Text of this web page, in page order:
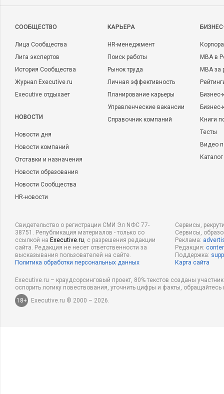
CООБЩЕСТВО
Лица Сообщества
Лига экспертов
История Сообщества
Журнал Executive.ru
Executive отдыхает
НОВОСТИ
Новости дня
Новости компаний
Отставки и назначения
Новости образования
Новости Сообщества
HR-новости
КАРЬЕРА
HR-менеджмент
Поиск работы
Рынок труда
Личная эффективность
Планирование карьеры
Управленческие вакансии
Справочник компаний
MBA в
MBA
Бизнес-
Книги
Тесты
Видео
Свидетельство о регистрации СМИ Эл NФС 77-
38751. Републикация материалов - только со
ссылкой на Executive.ru, с разрешения редакции
сайта. Редакция не несет ответственности за
высказывания пользователей на сайте.
Политика обработки персональных данных
Сервисы,
Сервисы,
Реклама:
Редакция:
Поддержка:
Карта сайта
Executive.ru – краудсорсинговый проект, 80% текстов созданы
оспорить логику повествования, уточнить цифры и факты,
18+
Executive.ru © 2000 – 2026.